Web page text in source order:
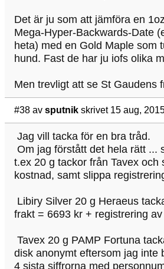
Det är ju som att jämföra en
Mega-Hyper-Backwards-Date
heta) med en Gold Maple som
hund. Fast de har ju iofs olika
Men trevligt att se St Gaudens
#38 av sputnik skrivet 15 aug,
Jag vill tacka för en bra tråd.
Om jag förstått det hela rätt ...
t.ex 20 g tackor från Tavex och
kostnad, samt slippa
Libiry Silver 20 g Heraeus
frakt = 6693 kr + registrering
Tavex 20 g PAMP Fortuna
disk anonymt eftersom jag inte
4 sista siffrorna med